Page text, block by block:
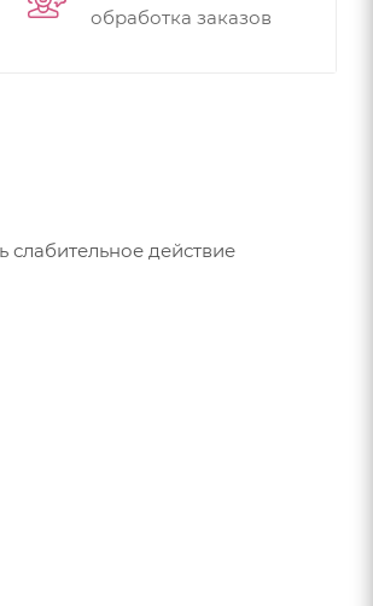
обработка заказов
слабительное действие